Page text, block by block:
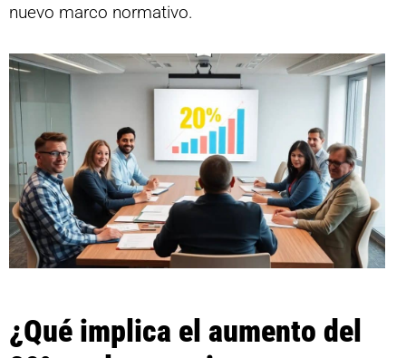
nuevo marco normativo.
¿Qué implica el aumento del